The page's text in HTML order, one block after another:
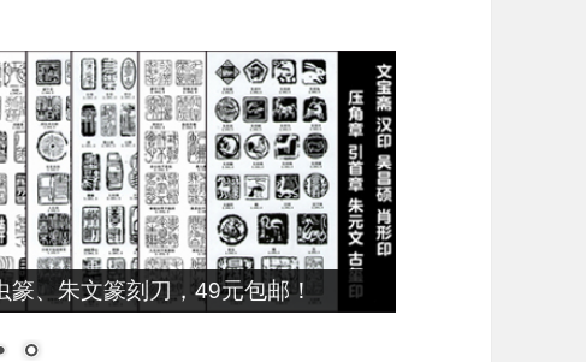
篆、朱文篆刻刀，49元包邮！